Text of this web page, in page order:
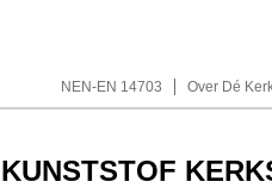
NEN-EN 14703 Over Dé
KUNSTSTOF